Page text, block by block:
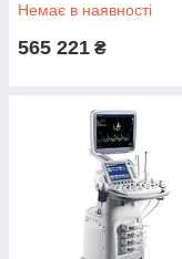
Немає в наявності
565 221 ₴